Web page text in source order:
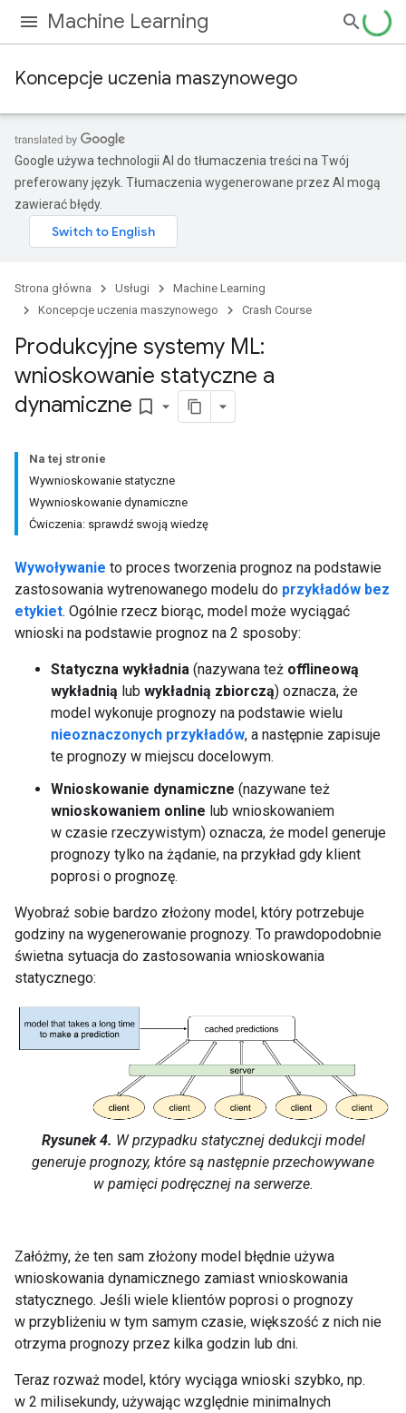
Machine Learning
Koncepcje uczenia maszynowego
Google używa technologii AI do tłumaczenia treści na Twój
preferowany język. Tłumaczenia wygenerowane przez AI mogą
zawierać błędy.
Strona główna Usługi
Machine Learning
Koncepcje uczenia maszynowego
Crash Course
Produkcyjne systemy ML:
wnioskowanie statyczne a
dynamiczne bookmark_border
Na tej stronie
Wywnioskowanie statyczne
Wywnioskowanie dynamiczne
Ćwiczenia: sprawdź swoją wiedzę
Wywoływanie to proces tworzenia prognoz na podstawie
zastosowania wytrenowanego modelu do przykładów bez
etykiet. Ogólnie rzecz biorąc, model może wyciągać
wnioski na podstawie prognoz na 2 sposoby:
Statyczna wykładnia (nazywana też offlineową
wykładnią lub wykładnią zbiorczą) oznacza, że
model wykonuje prognozy na podstawie wielu
nieoznaczonych przykładów, a następnie zapisuje
te prognozy w miejscu docelowym.
Wnioskowanie dynamiczne (nazywane też
wnioskowaniem online lub wnioskowaniem
w czasie rzeczywistym) oznacza, że model generuje
prognozy tylko na żądanie, na przykład gdy klient
poprosi o prognozę.
Wyobraź sobie bardzo złożony model, który potrzebuje
godziny na wygenerowanie prognozy. To prawdopodobnie
świetna sytuacja do zastosowania wnioskowania
statycznego:
Rysunek 4. W przypadku statycznej dedukcji model
generuje prognozy, które są następnie przechowywane
w pamięci podręcznej na serwerze.
Załóżmy, że ten sam złożony model błędnie używa
wnioskowania dynamicznego zamiast wnioskowania
statycznego. Jeśli wiele klientów poprosi o prognozy
w przybliżeniu w tym samym czasie, większość z nich nie
otrzyma prognozy przez kilka godzin lub dni.
Teraz rozważ model, który wyciąga wnioski szybko, np.
w 2 milisekundy, używając względnie minimalnych